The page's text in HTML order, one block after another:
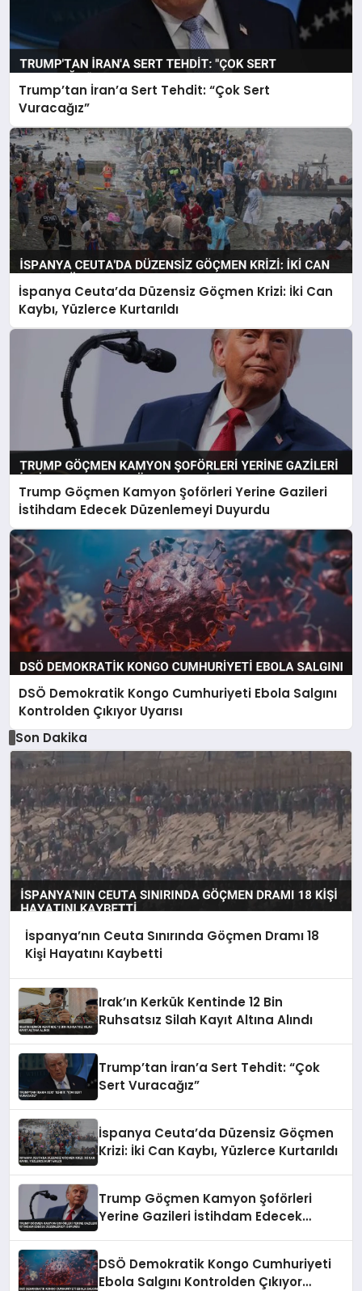
Trump’tan İran’a Sert Tehdit: “Çok Sert
Vuracağız”
İspanya Ceuta’da Düzensiz Göçmen Krizi: İki Can
Kaybı, Yüzlerce Kurtarıldı
Trump Göçmen Kamyon Şoförleri Yerine Gazileri
İstihdam Edecek Düzenlemeyi Duyurdu
DSÖ Demokratik Kongo Cumhuriyeti Ebola Salgını
Kontrolden Çıkıyor Uyarısı
Son Dakika
İspanya’nın Ceuta Sınırında Göçmen Dramı 18
Kişi Hayatını Kaybetti
Irak’ın Kerkük Kentinde 12 Bin
Ruhsatsız Silah Kayıt Altına Alındı
Trump’tan İran’a Sert Tehdit: “Çok
Sert Vuracağız”
İspanya Ceuta’da Düzensiz Göçmen
Krizi: İki Can Kaybı, Yüzlerce Kurtarıldı
Trump Göçmen Kamyon Şoförleri
Yerine Gazileri İstihdam Edecek
DSÖ Demokratik Kongo Cumhuriyeti
Ebola Salgını Kontrolden Çıkıyor